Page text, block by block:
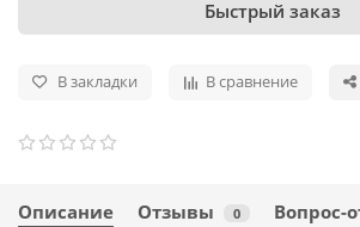
Быстрый заказ
В закладки В сравнение
Описание Отзывы 0 Вопрос-